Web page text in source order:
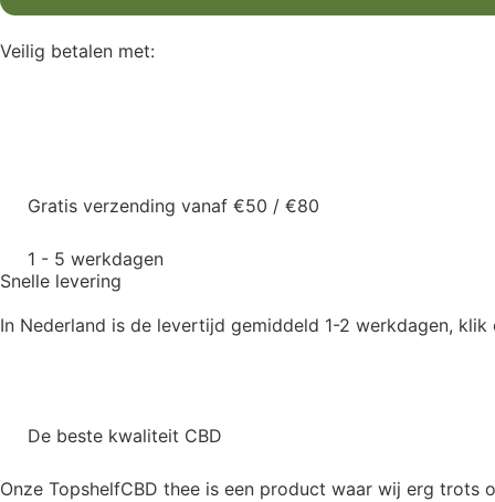
Veilig betalen met:
Gratis verzending vanaf €50 / €80
1 - 5 werkdagen
Snelle levering
In Nederland is de levertijd gemiddeld 1-2 werkdagen,
De beste kwaliteit CBD
Onze TopshelfCBD thee is een product waar wij erg